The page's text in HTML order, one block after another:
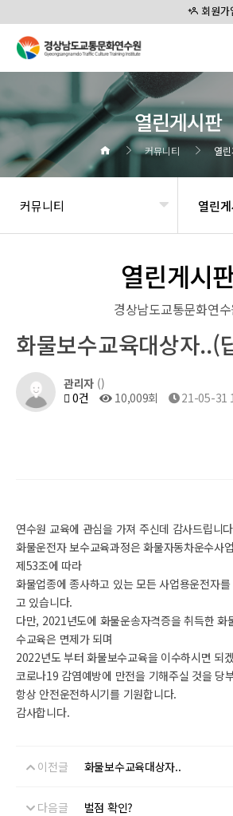
회원가
열린게시판
커뮤니티 열
커뮤니티 열린
열린게시
경상남도교통문화연수
화물보수교육대상자..(
관리자 ()
0건
10,009회 21-05-31
연수원 교육에 관심을 가져 주신데 감사드립니
화물운전자 보수교육과정은 화물자동차운수사
제53조에 따라
화물업종에 종사하고 있는 모든 사업용운전자
고 있습니다.
다만, 2021년도에 화물운송자격증을 취득한
수교육은 면제가 되며
2022년도 부터 화물보수교육을 이수하시면 되
코로나19 감염예방에 만전을 기해주실 것을 당
항상 안전운전하시기를 기원합니다.
감사합니다.
이전글 화물보수교육대상자..
다음글 벌점 확인?